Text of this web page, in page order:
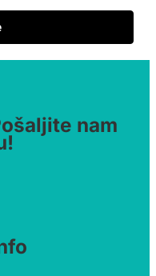
nam